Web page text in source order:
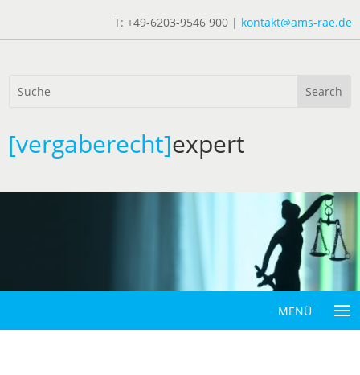
T: +49-6203-9546 900 | kontakt@ams-rae.de
[vergaberecht]expert